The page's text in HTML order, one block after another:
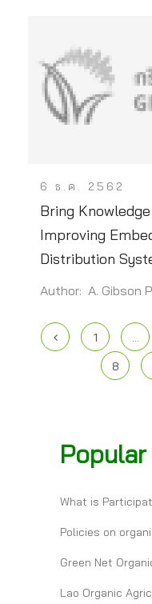
6 ธ.ค. 2562
Bring
Improving
Distribution
Author: A. Gibson
1 …
8
What is
Policies on
Green Net
Lao Organic